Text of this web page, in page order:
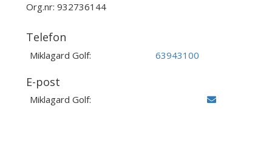
Org.nr: 932736144
Telefon
Miklagard Golf: 63943100
E-post
Miklagard Golf: